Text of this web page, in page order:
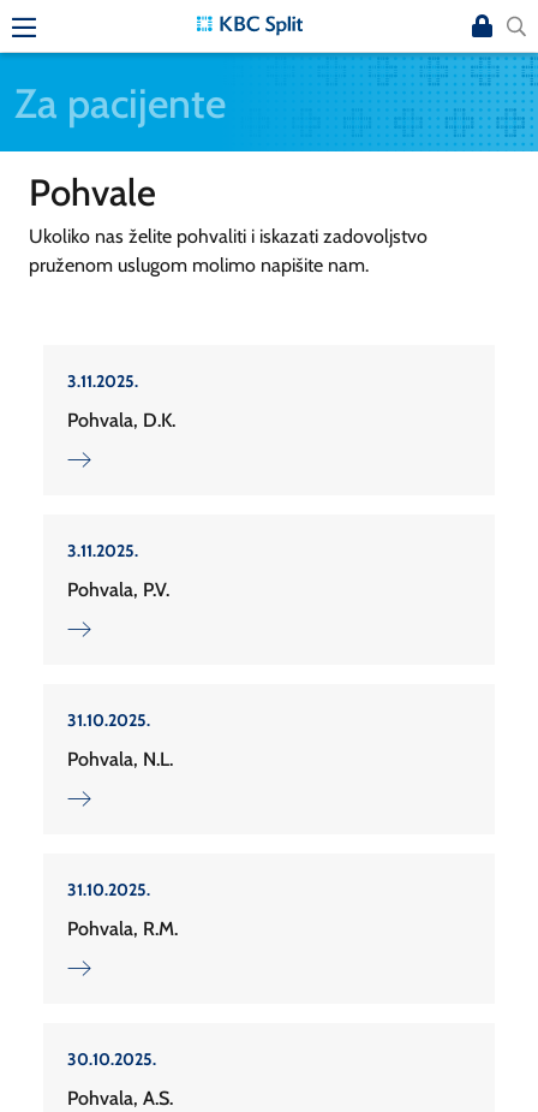
Za pacijente
Pohvale
Ukoliko nas želite pohvaliti i iskazati zadovoljstvo
pruženom uslugom molimo napišite nam.
3.11.2025.
Pohvala, D.K.
3.11.2025.
Pohvala, P.V.
31.10.2025.
Pohvala, N.L.
31.10.2025.
Pohvala, R.M.
30.10.2025.
Pohvala, A.S.